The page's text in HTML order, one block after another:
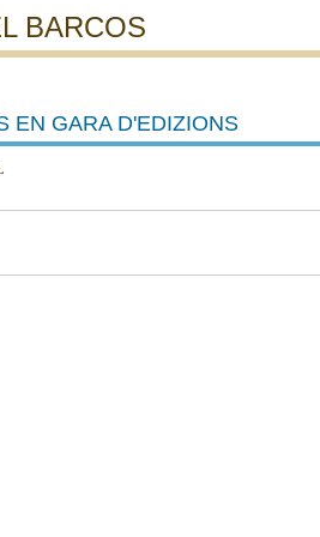
BARCOS
EN GARA D'EDIZIONS